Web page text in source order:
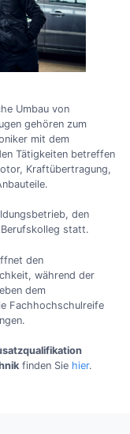
Umbau von
gehören zum
mit dem
Tätigkeiten betreffen
Kraftübertragung,
den
statt.
den
während der
dem
Fachhochschulreife
finden Sie hier.